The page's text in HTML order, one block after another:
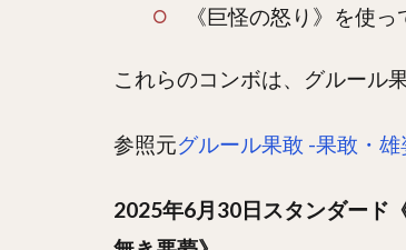
《巨怪の怒り》を使
これらのコンボは、グルール
参照元グルール果敢 -果敢・
2025年6月30日スタンダード